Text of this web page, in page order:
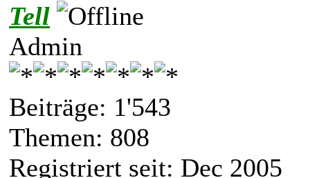
Tell
Admin
Beiträge: 1'543
Themen: 808
Registriert seit: Dec 2005